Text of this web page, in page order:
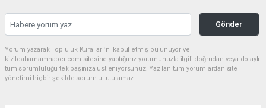
Gönder
Yorum yazarak Topluluk Kuralları’nı kabul etmiş bulunuyor ve
kizilcahamamhaber.com sitesine yaptığınız yorumunuzla ilgili doğrudan veya dolaylı
tüm sorumluluğu tek başınıza üstleniyorsunuz. Yazılan tüm yorumlardan site
yönetimi hiçbir şekilde sorumlu tutulamaz.